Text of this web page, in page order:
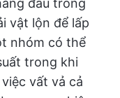
đầu trong
vật lộn để lấp
nhóm có thể
trong khi
vất vả cả